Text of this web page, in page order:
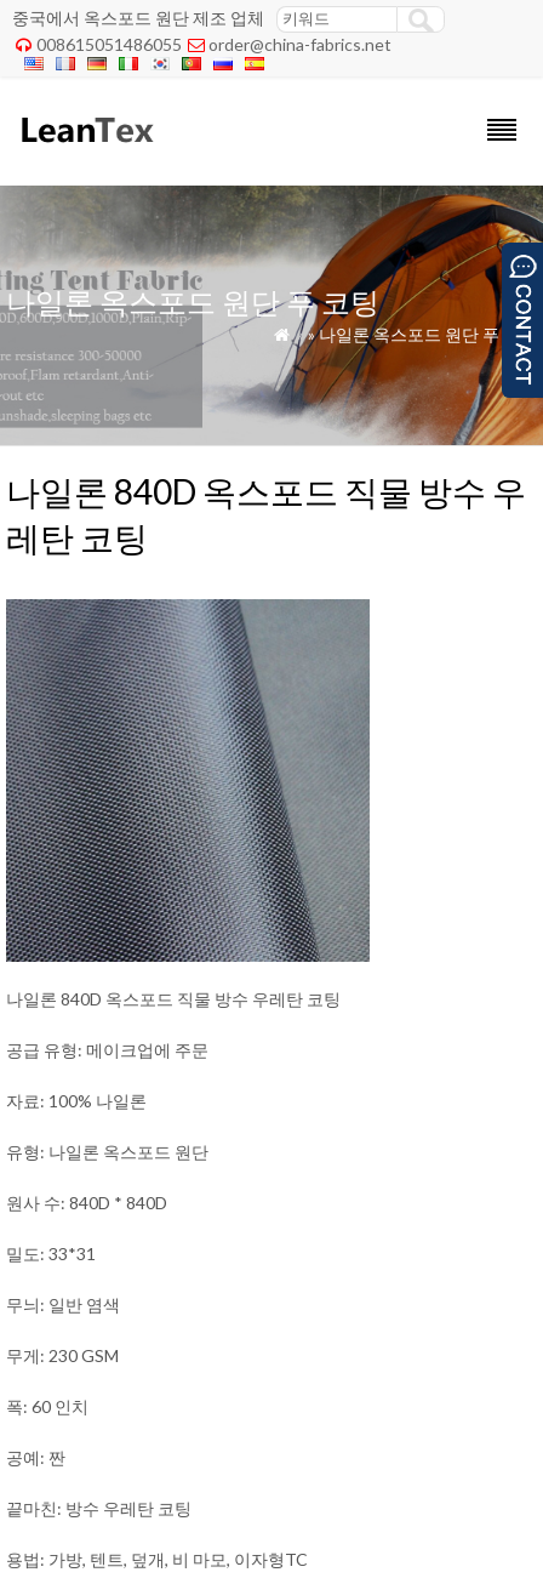
중국에서 옥스포드 원단 제조 업체
 008615051486055  order@china-fabrics.net
나일론 옥스포드 원단 푸 코팅
 »»나일론 옥스포드 원단 푸 코팅
나일론 840D 옥스포드 직물 방수 우
레탄 코팅
나일론 840D 옥스포드 직물 방수 우레탄 코팅
공급 유형: 메이크업에 주문
자료: 100% 나일론
유형: 나일론 옥스포드 원단
원사 수: 840D * 840D
밀도: 33*31
무늬: 일반 염색
무게: 230 GSM
폭: 60 인치
공예: 짠
끝마친: 방수 우레탄 코팅
용법: 가방, 텐트, 덮개, 비 마모, 이자형TC